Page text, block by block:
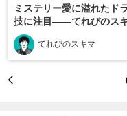
ミステリー愛に溢れたド
技に注目――てれびのスキ
てれびのスキマ